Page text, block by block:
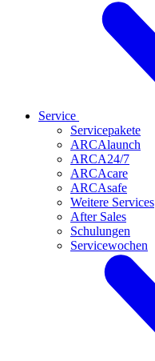
Service
Servicepakete
ARCAlaunch
ARCA24/7
ARCAcare
ARCAsafe
Weitere Services
After Sales
Schulungen
Servicewochen